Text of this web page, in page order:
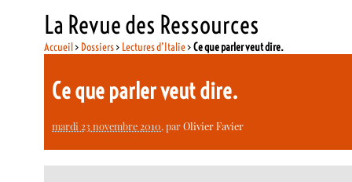
La Revue des Ressources
Accueil> Dossiers> Lectures d’Italie>Ce que parler veut dire.
Ce que parler veut dire.
mardi 23 novembre 2010, parOlivier Favier